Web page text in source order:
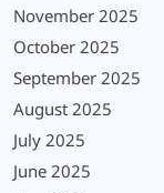
November 2025
October 2025
September 2025
August 2025
July 2025
June 2025